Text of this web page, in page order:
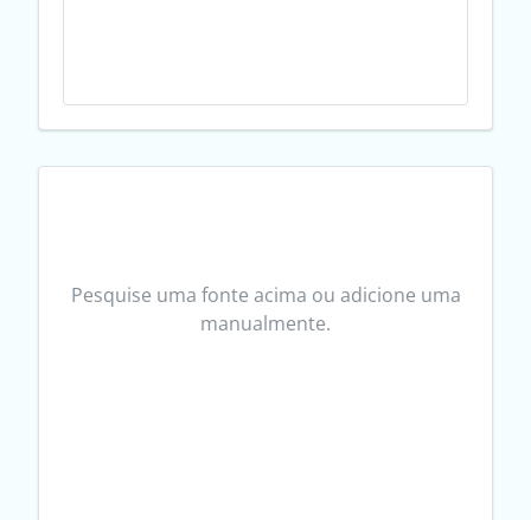
Pesquise uma fonte acima ou adicione uma
manualmente.